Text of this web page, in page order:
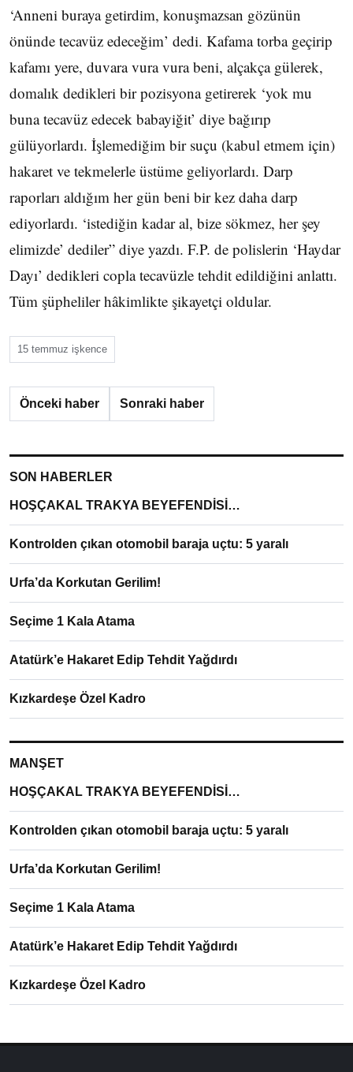
‘Anneni buraya getirdim, konuşmazsan gözünün
önünde tecavüz edeceğim’ dedi. Kafama torba geçirip
kafamı yere, duvara vura vura beni, alçakça gülerek,
domalık dedikleri bir pozisyona getirerek ‘yok mu
buna tecavüz edecek babayiğit’ diye bağırıp
gülüyorlardı. İşlemediğim bir suçu (kabul etmem için)
hakaret ve tekmelerle üstüme geliyorlardı. Darp
raporları aldığım her gün beni bir kez daha darp
ediyorlardı. ‘istediğin kadar al, bize sökmez, her şey
elimizde’ dediler” diye yazdı. F.P. de polislerin ‘Haydar
Dayı’ dedikleri copla tecavüzle tehdit edildiğini anlattı.
Tüm şüpheliler hâkimlikte şikayetçi oldular.
15 temmuz işkence
Önceki haber Sonraki haber
SON HABERLER
HOŞÇAKAL TRAKYA BEYEFENDİSİ…
Kontrolden çıkan otomobil baraja uçtu: 5 yaralı
Urfa’da Korkutan Gerilim!
Seçime 1 Kala Atama
Atatürk’e Hakaret Edip Tehdit Yağdırdı
Kızkardeşe Özel Kadro
MANŞET
HOŞÇAKAL TRAKYA BEYEFENDİSİ…
Kontrolden çıkan otomobil baraja uçtu: 5 yaralı
Urfa’da Korkutan Gerilim!
Seçime 1 Kala Atama
Atatürk’e Hakaret Edip Tehdit Yağdırdı
Kızkardeşe Özel Kadro